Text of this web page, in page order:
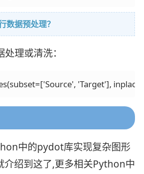
数据预处理？
理或清洗：
'Target'],
中的pydot库实现复杂图形
介绍到这了,更多相关Python中